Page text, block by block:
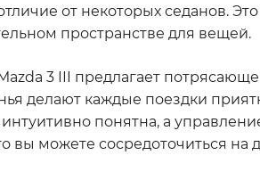
от некоторых седанов.
пространстве для вещей.
3 III предлагает
делают каждые поездки
понятна, а
можете сосредоточиться на